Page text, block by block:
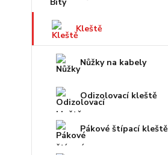
Kleště
Nůžky na kabely
Odizolovací kleště
Pákové štípací kleště